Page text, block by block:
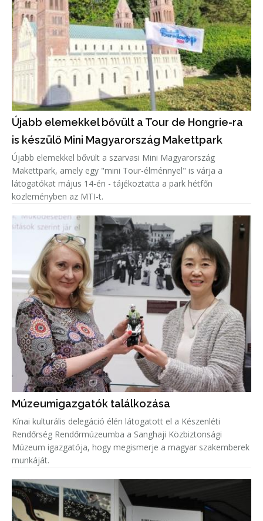
Újabb elemekkel bővült a Tour de Hongrie-ra
is készülő Mini Magyarország Makettpark
Újabb elemekkel bővült a szarvasi Mini Magyarország
Makettpark, amely egy "mini Tour-élménnyel" is várja a
látogatókat május 14-én - tájékoztatta a park hétfőn
közleményben az MTI-t.
Múzeumigazgatók találkozása
Kínai kulturális delegáció élén látogatott el a Készenléti
Rendőrség Rendőrmúzeumba a Sanghaji Közbiztonsági
Múzeum igazgatója, hogy megismerje a magyar szakemberek
munkáját.